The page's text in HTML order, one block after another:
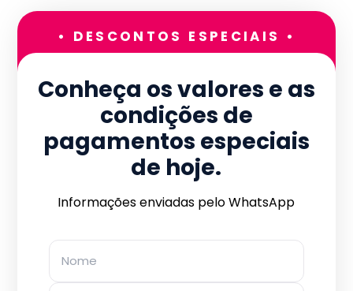
• DESCONTOS ESPECIAIS •
Conheça os valores e as
condições de
pagamentos especiais
de hoje.
Informações enviadas pelo WhatsApp